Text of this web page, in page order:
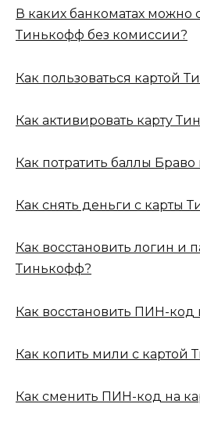
В каких банкоматах можно
Тинькофф без комиссии?
Как пользоваться картой
Как активировать карту
Как потратить баллы
Как снять деньги с карты
Как восстановить логин и
Тинькофф?
Как восстановить ПИН-
Как копить мили с картой
Как сменить ПИН-код на